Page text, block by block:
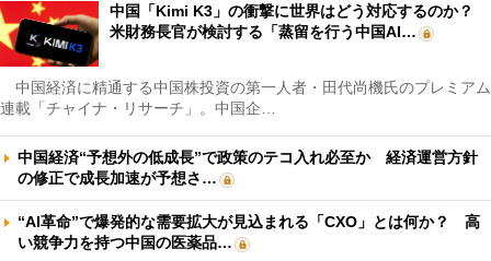
中国「Kimi K3」の衝撃に世界はどう対応するのか？
米財務長官が検討する「蒸留を行う中国AI…
中国経済に精通する中国株投資の第一人者・田代尚機氏のプレミアム
連載「チャイナ・リサーチ」。中国企…
中国経済“予想外の低成長”で政策のテコ入れ必至か 経済運営方針
の修正で成長加速が予想さ…
“AI革命”で爆発的な需要拡大が見込まれる「CXO」とは何か？ 高
い競争力を持つ中国の医薬品…